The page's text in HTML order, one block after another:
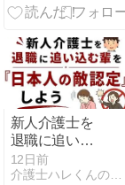
新人介護士を
退職に追い込
む輩を『日本
人の敵認定』
12日前
介護士ハレくんの脳内日記